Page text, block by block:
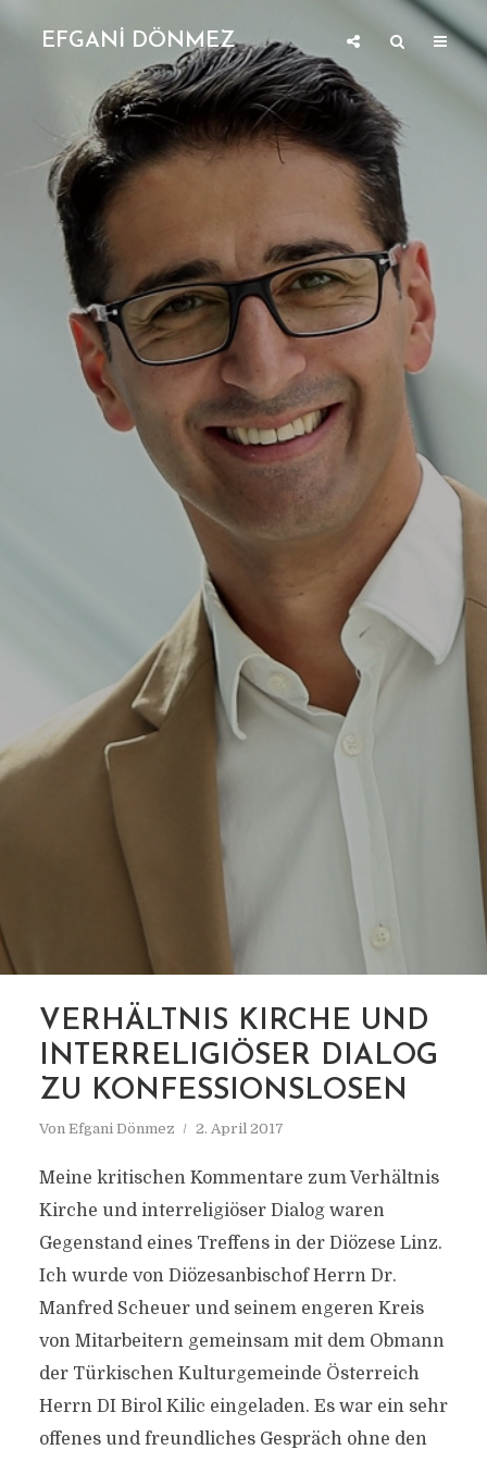
EFGANİ DÖNMEZ
MARKIERUNG
JESUS
VERHÄLTNIS KIRCHE UND
INTERRELIGIÖSER DIALOG
ZU KONFESSIONSLOSEN
Von Efgani Dönmez 2. April 2017
Meine kritischen Kommentare zum Verhältnis
Kirche und interreligiöser Dialog waren
Gegenstand eines Treffens in der Diözese Linz.
Ich wurde von Diözesanbischof Herrn Dr.
Manfred Scheuer und seinem engeren Kreis
von Mitarbeitern gemeinsam mit dem Obmann
der Türkischen Kulturgemeinde Österreich
Herrn DI Birol Kilic eingeladen. Es war ein sehr
offenes und freundliches Gespräch ohne den